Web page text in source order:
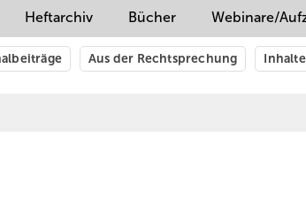
Heftarchiv Bücher Webinare/
Aus der Rechtsprechung